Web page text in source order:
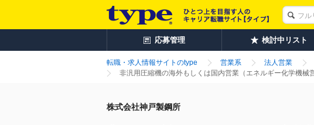
応募管理 検討中リスト
転職・求人情報サイトのtype 営業系 法人営業
非汎用圧縮機の海外もしくは国内営業（エネルギー化学機械
株式会社神戸製鋼所